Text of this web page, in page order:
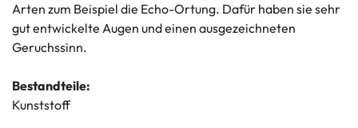
Arten zum Beispiel die Echo-Ortung. Dafür haben sie sehr
gut entwickelte Augen und einen ausgezeichneten
Geruchssinn.
Bestandteile:
Kunststoff